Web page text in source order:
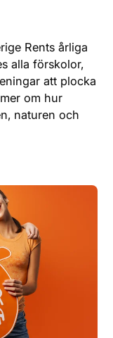
Rents årliga
alla förskolor,
att plocka
om hur
naturen och